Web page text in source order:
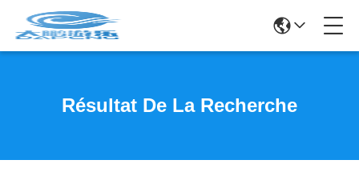
Résultat De La Recherche